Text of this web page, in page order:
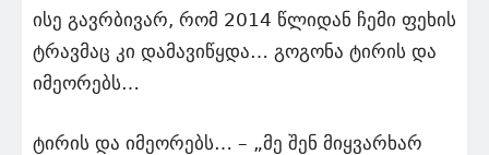
ისე გავრბივარ, რომ 2014 წლიდან ჩემი ფეხის
ტრავმაც კი დამავიწყდა… გოგონა ტირის და
იმეორებს…
ტირის და იმეორებს… – „მე შენ მიყვარხარ